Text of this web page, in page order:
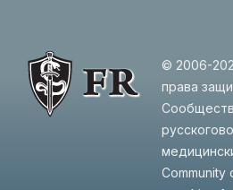
© 2006-
права
Community